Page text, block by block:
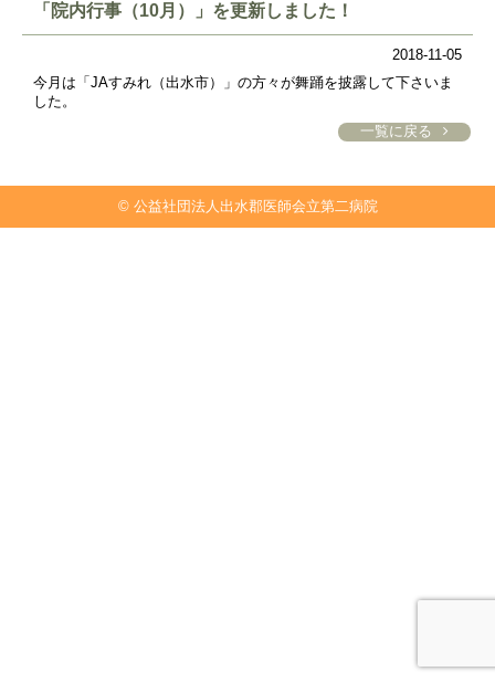
「院内行事（10月）」を更新しました！
2018-11-05
今月は「JAすみれ（出水市）」の方々が舞踊を披露して下さいま
した。
一覧に戻る
© 公益社団法人出水郡医師会立第二病院